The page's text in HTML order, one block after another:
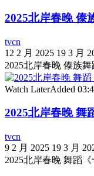
2025北岸春晚 傣
tvcn
12 2 月 2025 19 3 月
2025北岸春晚 傣族
Watch LaterAdded
2025北岸春晚 舞
tvcn
9 2 月 2025 19 3 月
2025北岸春晚 舞蹈